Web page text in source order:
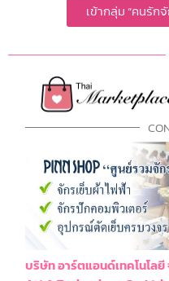
เข้ากลุ่ม “คนรัก
บริษัท อาร์ตแอนด์เทคโนโลยี